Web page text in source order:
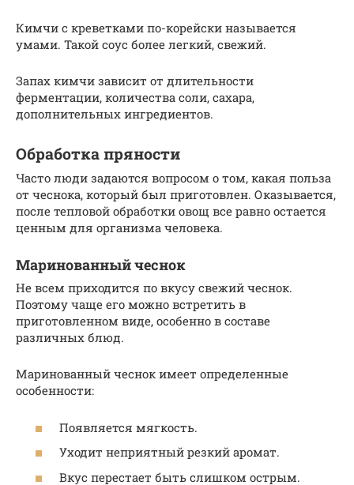
Кимчи с креветками по-корейски называется
умами. Такой соус более легкий, свежий.
Запах кимчи зависит от длительности
ферментации, количества соли, сахара,
дополнительных ингредиентов.
Обработка пряности
Часто люди задаются вопросом о том, какая польза
от чеснока, который был приготовлен. Оказывается,
после тепловой обработки овощ все равно остается
ценным для организма человека.
Маринованный чеснок
Не всем приходится по вкусу свежий чеснок.
Поэтому чаще его можно встретить в
приготовленном виде, особенно в составе
различных блюд.
Маринованный чеснок имеет определенные
особенности:
Появляется мягкость.
Уходит неприятный резкий аромат.
Вкус перестает быть слишком острым.